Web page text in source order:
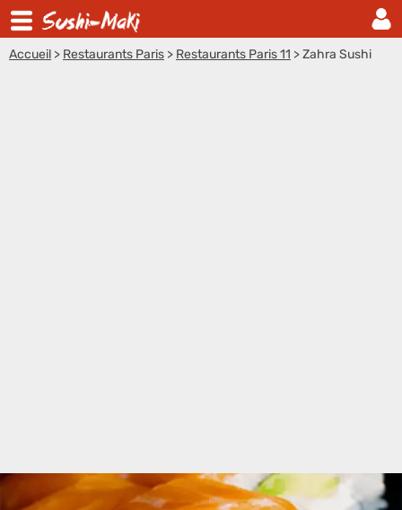
Accueil > Restaurants Paris > Restaurants Paris 11 >Zahra Sushi